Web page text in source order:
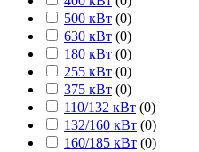
500 кВт (0)
630 кВт (0)
180 кВт (0)
255 кВт (0)
375 кВт (0)
110/132 кВт (0)
132/160 кВт (0)
160/185 кВт (0)